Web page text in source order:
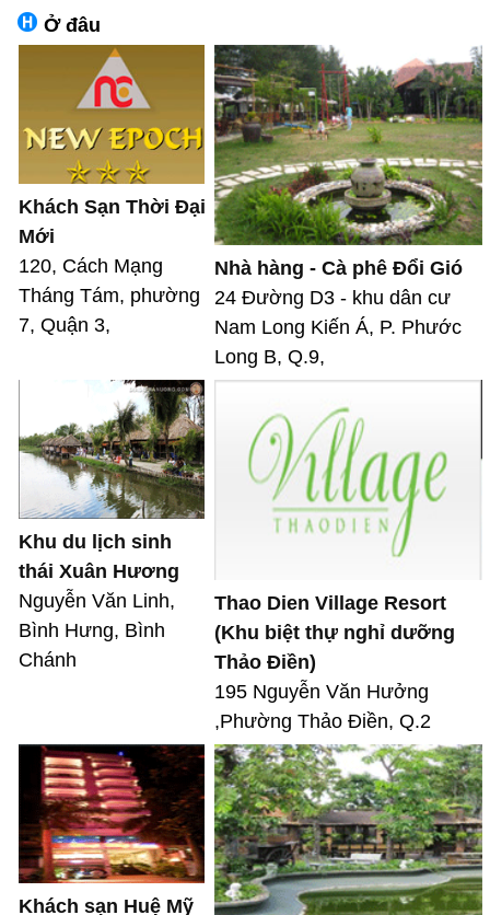
Ở đâu
Khách Sạn Thời Đại
Mới
120, Cách Mạng
Tháng Tám, phường
7, Quận 3,
Nhà hàng - Cà phê Đổi Gió
24 Đường D3 - khu dân cư
Nam Long Kiến Á, P. Phước
Long B, Q.9,
Khu du lịch sinh
thái Xuân Hương
Nguyễn Văn Linh,
Bình Hưng, Bình
Chánh
Thao Dien Village Resort
(Khu biệt thự nghỉ dưỡng
Thảo Điền)
195 Nguyễn Văn Hưởng
,Phường Thảo Điền, Q.2
Khách sạn Huệ Mỹ